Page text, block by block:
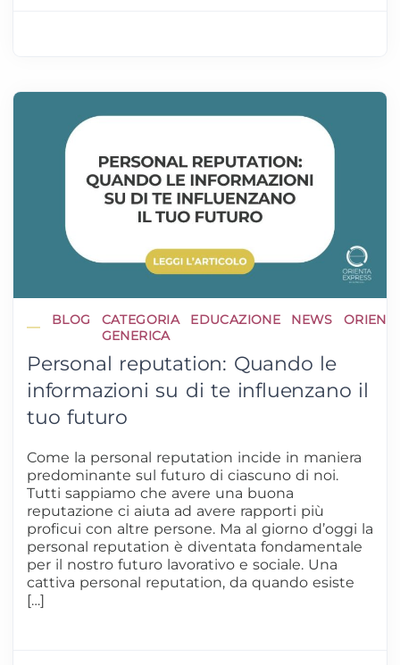
BLOG
CATEGORIA
GENERICA
EDUCAZIONE NEWS
Personal reputation: Quando le
informazioni su di te influenzano il
tuo futuro
Come la personal reputation incide in maniera
predominante sul futuro di ciascuno di noi.
Tutti sappiamo che avere una buona
reputazione ci aiuta ad avere rapporti più
proficui con altre persone. Ma al giorno d’oggi la
personal reputation è diventata fondamentale
per il nostro futuro lavorativo e sociale. Una
cattiva personal reputation, da quando esiste
[…]